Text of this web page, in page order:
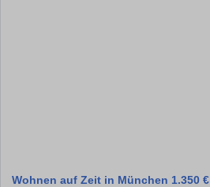
Wohnen auf Zeit in München 1.350 €